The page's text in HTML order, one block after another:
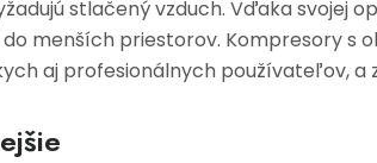
stlačený vzduch. Vďaka svojej
menších priestorov. Kompresory s
aj profesionálnych používateľov, a